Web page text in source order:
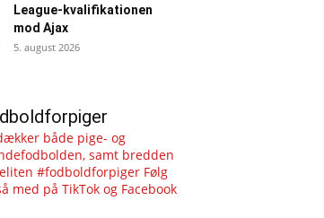
League-kvalifikationen
mod Ajax
5. august 2026
både pige- og
samt bredden
#fodboldforpiger Følg
med på TikTok og Facebook